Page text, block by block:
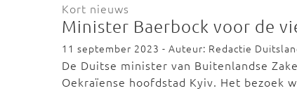
Kort nieuws
Minister Baerbock voor de
11 september 2023 - Auteur: Redactie
De Duitse minister van Buitenlandse
Oekraïense hoofdstad Kyiv. Het bezoek